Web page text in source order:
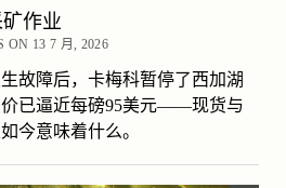
作业
13 7 月, 2026
故障后，卡梅科暂停了西加湖
已逼近每磅95美元——现货与
今意味着什么。